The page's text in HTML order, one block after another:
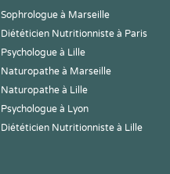
Sophrologue à Marseille
Diététicien Nutritionniste à Paris
Psychologue à Lille
Naturopathe à Marseille
Naturopathe à Lille
Psychologue à Lyon
Diététicien Nutritionniste à Lille